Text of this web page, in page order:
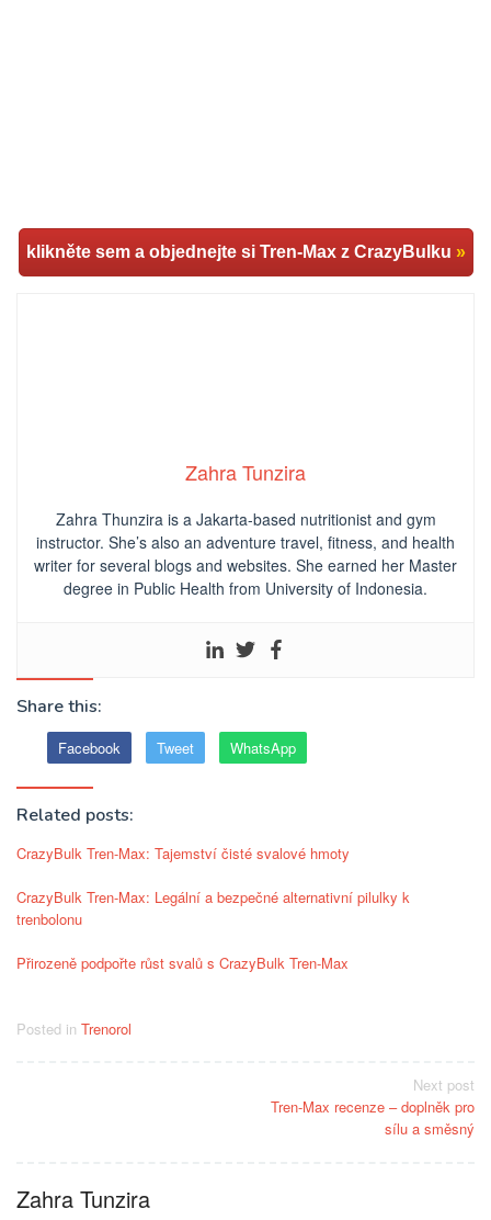
klikněte sem a objednejte si Tren-Max z CrazyBulku »
Zahra Tunzira
Zahra Thunzira is a Jakarta-based nutritionist and gym
instructor. She’s also an adventure travel, fitness, and health
writer for several blogs and websites. She earned her Master
degree in Public Health from University of Indonesia.
Share this:
Facebook Tweet WhatsApp
Related posts:
CrazyBulk Tren-Max: Tajemství čisté svalové hmoty
CrazyBulk Tren-Max: Legální a bezpečné alternativní pilulky k
trenbolonu
Přirozeně podpořte růst svalů s CrazyBulk Tren-Max
Posted in Trenorol
Next post
Tren-Max recenze – doplněk pro
sílu a směsný
Zahra Tunzira